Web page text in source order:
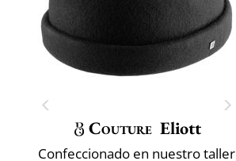
Couture Eliott
Confeccionado en nuestro taller